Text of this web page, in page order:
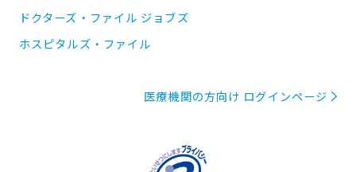
ドクターズ・ファイル ジョブズ
ホスピタルズ・ファイル
医療機関の方向け ログインページ